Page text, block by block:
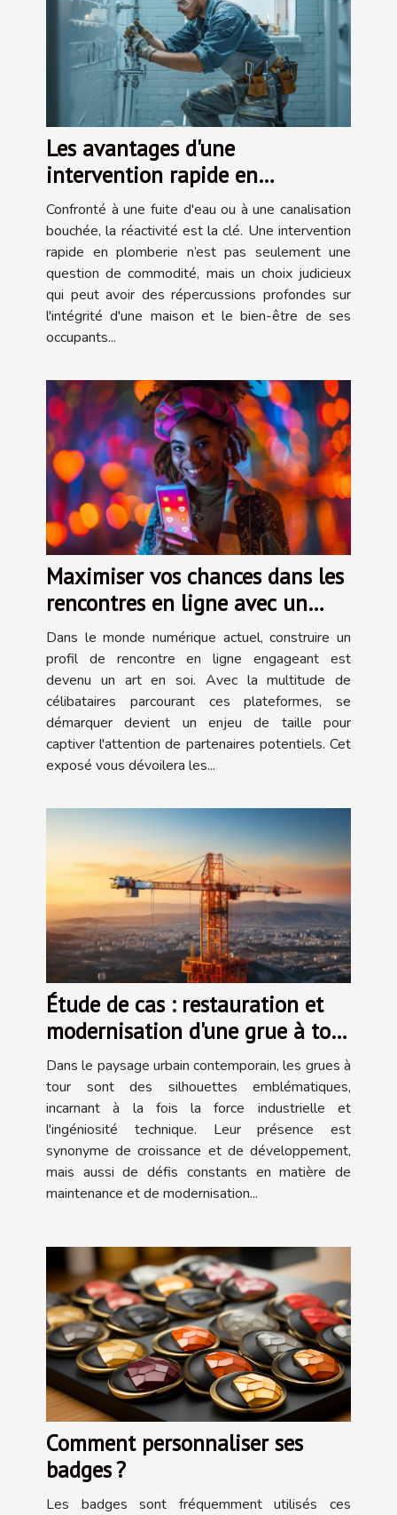
Les avantages d'une
intervention rapide en
plomberie
Confronté à une fuite d'eau ou à une canalisation
bouchée, la réactivité est la clé. Une intervention
rapide en plomberie n’est pas seulement une
question de commodité, mais un choix judicieux
qui peut avoir des répercussions profondes sur
l'intégrité d'une maison et le bien-être de ses
occupants...
Maximiser vos chances dans les
rencontres en ligne avec un
profil parfait
Dans le monde numérique actuel, construire un
profil de rencontre en ligne engageant est
devenu un art en soi. Avec la multitude de
célibataires parcourant ces plateformes, se
démarquer devient un enjeu de taille pour
captiver l'attention de partenaires potentiels. Cet
exposé vous dévoilera les...
Étude de cas : restauration et
modernisation d'une grue à tour
classique
Dans le paysage urbain contemporain, les grues à
tour sont des silhouettes emblématiques,
incarnant à la fois la force industrielle et
l'ingéniosité technique. Leur présence est
synonyme de croissance et de développement,
mais aussi de défis constants en matière de
maintenance et de modernisation...
Comment personnaliser ses
badges ?
Les badges sont fréquemment utilisés ces